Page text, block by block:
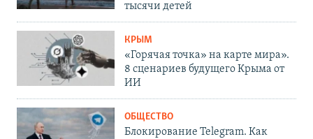
тысячи детей
КРЫМ
«Горячая точка» на карте мира».
8 сценариев будущего Крыма от
ИИ
ОБЩЕСТВО
Блокирование Telegram. Как